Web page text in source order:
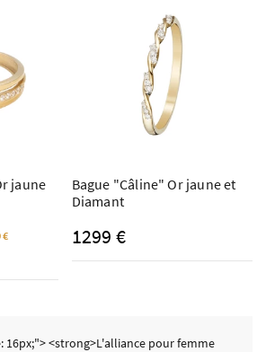
jaune
€
Bague "Câline" Or jaune et
Diamant
1299 €
16px;"> <strong>L'alliance pour femme